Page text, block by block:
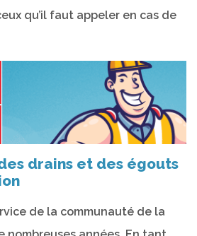
qu’il faut appeler en cas de
drains et des égouts
de la communauté de la